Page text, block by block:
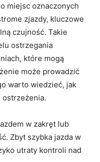
miejsc oznaczonych
zjazdy,⁤ kluczowe
czujność. Takie
ostrzegania
które⁣ mogą
może prowadzić
​warto‌ wiedzieć, jak
ostrzeżenia.
w zakręt lub‍
Zbyt szybka jazda w
utraty kontroli nad